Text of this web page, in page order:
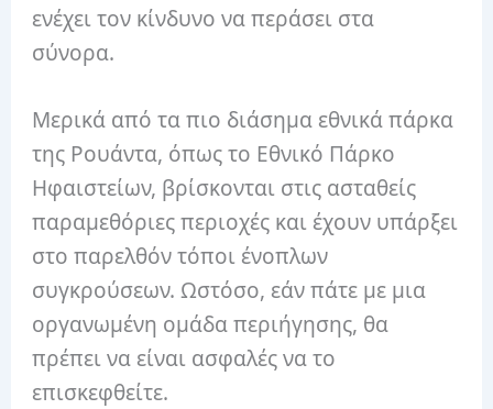
ενέχει τον κίνδυνο να περάσει στα
σύνορα.
Μερικά από τα πιο διάσημα εθνικά πάρκα
της Ρουάντα, όπως το Εθνικό Πάρκο
Ηφαιστείων, βρίσκονται στις ασταθείς
παραμεθόριες περιοχές και έχουν υπάρξει
στο παρελθόν τόποι ένοπλων
συγκρούσεων.Ωστόσο, εάν πάτε με μια
οργανωμένη ομάδα περιήγησης, θα
πρέπει να είναι ασφαλές να το
επισκεφθείτε.